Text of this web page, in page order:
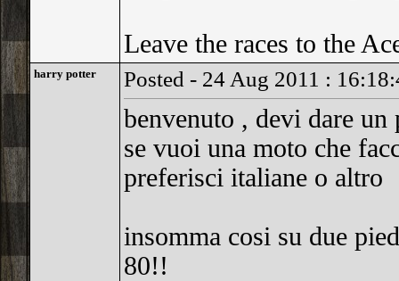
Leave the races to the
harry potter Posted - 24 Aug 2011 :
benvenuto , devi dare un
se vuoi una moto che
preferisci italiane o altro
insomma cosi su due
80!!